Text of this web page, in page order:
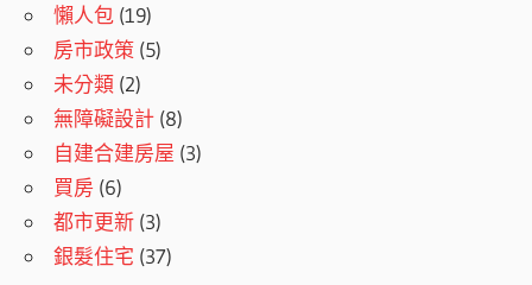
懶人包 (19)
房市政策 (5)
未分類 (2)
無障礙設計 (8)
自建合建房屋 (3)
買房 (6)
都市更新 (3)
銀髮住宅 (37)